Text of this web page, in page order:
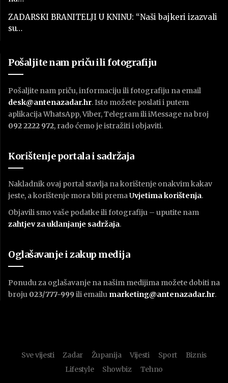
ZADARSKI BRANITELJI U KNINU: “Naši bajkeri izazvali
su…
Pošaljite nam priču ili fotografiju
Pošaljite nam priču, informaciju ili fotografiju na email
desk@antenazadar.hr. Isto možete poslati i putem
aplikacija WhatsApp, Viber, Telegram ili iMessage na broj
092 2222 972, rado ćemo je istražiti i objaviti.
Korištenje portala i sadržaja
Nakladnik ovaj portal stavlja na korištenje onakvim kakav
jeste, a korištenje mora biti premaUvjetima korištenja.
Objavili smo vaše podatke ili fotografiju – uputite nam
zahtjev za uklanjanje sadržaja.
Oglašavanje i zakup medija
Ponudu za oglašavanje na našim medijima možete dobiti na
broju 023/777-999 ili emailu marketing@antenazadar.hr.
Sve vijesti Zadar Županija Vijesti Sport
Biznis
Lifestyle
Showbiz Tehno